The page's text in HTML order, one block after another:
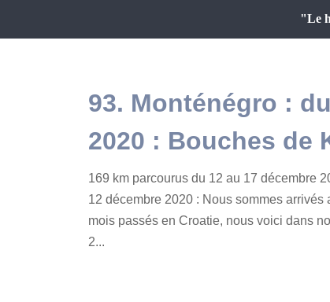
"Le
93. Monténégro :
2020 : Bouches de
169 km parcourus du 12 au 17 décembre
12 décembre 2020 : Nous sommes
mois passés en Croatie, nous voici dans
2...